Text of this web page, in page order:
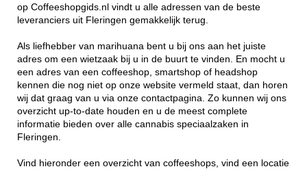
op Coffeeshopgids.nl vindt u alle adressen van de beste
leveranciers uit Fleringen gemakkelijk terug.
Als liefhebber van marihuana bent u bij ons aan het juiste
adres om een wietzaak bij u in de buurt te vinden. En mocht u
een adres van een coffeeshop, smartshop of headshop
kennen die nog niet op onze website vermeld staat, dan horen
wij dat graag van u via onze contactpagina. Zo kunnen wij ons
overzicht up-to-date houden en u de meest complete
informatie bieden over alle cannabis speciaalzaken in
Fleringen.
Vind hieronder een overzicht van coffeeshops, vind een locatie